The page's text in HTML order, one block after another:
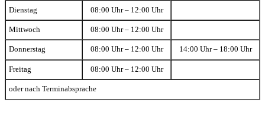
Dienstag 08:00 Uhr – 12:00 Uhr
Mittwoch 08:00 Uhr – 12:00 Uhr
Donnerstag 08:00 Uhr – 12:00 Uhr 14:00 Uhr – 18:00 Uhr
Freitag 08:00 Uhr – 12:00 Uhr
oder nach Terminabsprache